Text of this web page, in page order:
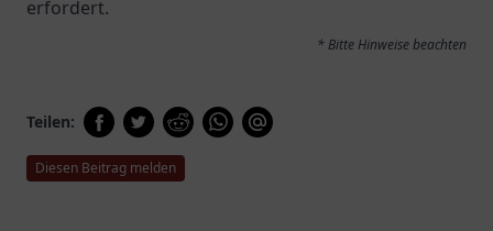
erfordert.
* Bitte Hinweise beachten
Teilen:
Diesen Beitrag melden